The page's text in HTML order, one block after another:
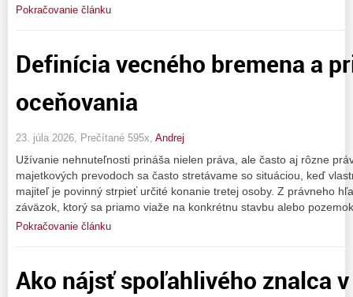
Pokračovanie článku
Definícia vecného bremena a
oceňovania
23. júla 2026, Prečítané 595x, Andrej
Užívanie nehnuteľnosti prináša nielen práva, ale často aj rôzne
majetkových prevodoch sa často stretávame so situáciou, keď
majiteľ je povinný strpieť určité konanie tretej osoby. Z právneho
záväzok, ktorý sa priamo viaže na konkrétnu stavbu alebo
Pokračovanie článku
Ako nájsť spoľahlivého znalca